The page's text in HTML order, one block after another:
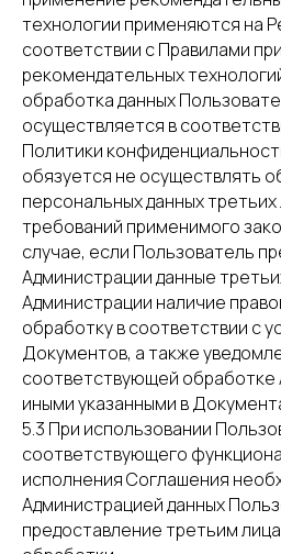
технологии применяются на
соответствии с Правилами
рекомендательных
обработка данных
осуществляется в
Политики
обязуется не осуществлять
персональных данных
требований применимого
случае, если Пользователь
Администрации данные
Администрации наличие
обработку в соответствии с
Документов, а также
соответствующей обработке
иными указанными в
5.3 При использовании
соответствующего
исполнения Соглашения
Администрацией данных
предоставление третьим